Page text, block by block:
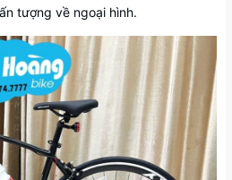
tượng về ngoại hình.